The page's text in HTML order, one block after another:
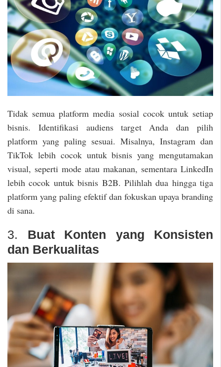
Tidak semua platform media sosial cocok untuk setiap
bisnis. Identifikasi audiens target Anda dan pilih
platform yang paling sesuai. Misalnya, Instagram dan
TikTok lebih cocok untuk bisnis yang mengutamakan
visual, seperti mode atau makanan, sementara LinkedIn
lebih cocok untuk bisnis B2B. Pilihlah dua hingga tiga
platform yang paling efektif dan fokuskan upaya branding
di sana.
3. Buat Konten yang Konsisten
dan Berkualitas